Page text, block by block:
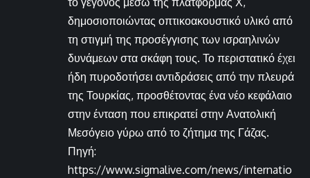
δημοσιοποιώντας οπτικοακουστικό υλικό από
τη στιγμή της προσέγγισης των ισραηλινών
δυνάμεων στα σκάφη τους. Το περιστατικό έχει
ήδη πυροδοτήσει αντιδράσεις από την πλευρά
της Τουρκίας, προσθέτοντας ένα νέο κεφάλαιο
στην ένταση που επικρατεί στην Ανατολική
Μεσόγειο γύρω από το ζήτημα της Γάζας.
Πηγή:
https://www.sigmalive.com/news/internatio